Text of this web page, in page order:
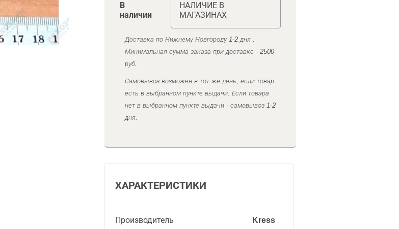
В
наличии
НАЛИЧИЕ В
МАГАЗИНАХ
Доставка по Нижнему Новгороду 1-2 дня .
Минимальная сумма заказа при доставке - 2500
руб.
Самовывоз возможен в тот же день, если товар
есть в выбранном пункте выдачи. Если товара
нет в выбранном пункте выдачи - самовывоз 1-2
дня.
ХАРАКТЕРИСТИКИ
Производитель Kress